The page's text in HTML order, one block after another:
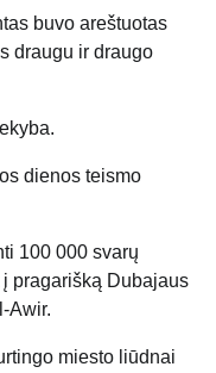
buvo areštuotas
draugu ir draugo
dienos teismo
100 000 svarų
pragarišką Dubajaus
Awir.
miesto liūdnai